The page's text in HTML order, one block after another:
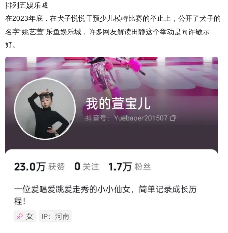
排列五娱乐城
在2023年底，在犬子悦悦干预少儿模特比赛的举止上，公开了犬子的
名字“姚艺萱”乐鱼娱乐城，许多网友解读田静这个举动是向许敏示
好。